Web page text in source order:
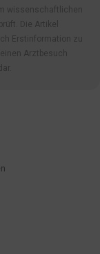
wissenschaftlichen
Die Artikel
Erstinformation zu
Arztbesuch